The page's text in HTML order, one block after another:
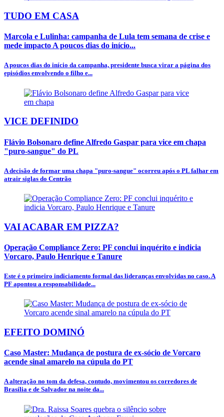
TUDO EM CASA
Marcola e Lulinha: campanha de Lula tem semana de crise e
mede impacto A poucos dias do início...
A poucos dias do início da campanha, presidente busca virar a página dos
episódios envolvendo o filho e...
VICE DEFINIDO
Flávio Bolsonaro define Alfredo Gaspar para vice em chapa
"puro-sangue" do PL
A decisão de formar uma chapa "puro-sangue" ocorreu após o PL falhar em
atrair siglas do Centrão
VAI ACABAR EM PIZZA?
Operação Compliance Zero: PF conclui inquérito e indicia
Vorcaro, Paulo Henrique e Tanure
Este é o primeiro indiciamento formal das lideranças envolvidas no caso. A
PF apontou a responsabilidade...
EFEITO DOMINÓ
Caso Master: Mudança de postura de ex-sócio de Vorcaro
acende sinal amarelo na cúpula do PT
A alteração no tom da defesa, contudo, movimentou os corredores de
Brasília e de Salvador na noite da...